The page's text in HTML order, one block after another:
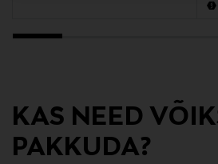
Vasarakatu 1 LH 21, 40320
Digitaalne aadress
KAS NEED
PAKKUDA?